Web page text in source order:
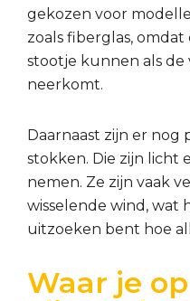
gekozen voor
zoals fiberglas,
stootje kunnen als de
neerkomt.
Daarnaast zijn er nog
stokken. Die zijn licht
nemen. Ze zijn vaak
wisselende wind, wat
uitzoeken bent hoe
Waar je